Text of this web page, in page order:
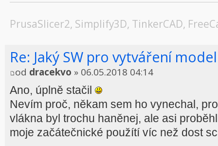
PrusaSlicer2, Simplify3D, TinkerCAD,
Re: Jaký SW pro vytváření
od dracekvo » 06.05.2018 04:14
Ano, úplně stačil
Nevím proč, někam sem ho vynechal,
vlákna byl trochu haněnej, ale asi
moje začátečnické použítí víc než dost